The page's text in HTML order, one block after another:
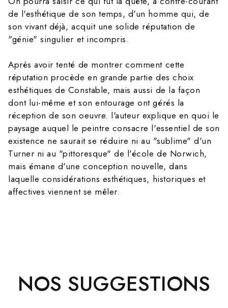
de l'esthétique de son temps, d'un homme qui, de
son vivant déjà, acquit une solide réputation de
"génie" singulier et incompris.
Après avoir tenté de montrer comment cette
réputation procède en grande partie des choix
esthétiques de Constable, mais aussi de la façon
dont lui-même et son entourage ont gérés la
réception de son oeuvre. l'auteur explique en quoi le
paysage auquel le peintre consacre l'essentiel de son
existence ne saurait se réduire ni au "sublime" d'un
Turner ni au "pittoresque" de l'école de Norwich,
mais émane d'une conception nouvelle, dans
laquelle considérations esthétiques, historiques et
affectives viennent se mêler.
NOS SUGGESTIONS